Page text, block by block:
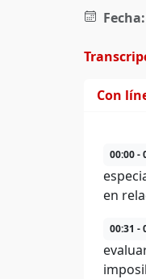
Fecha:
Con
00:00 -
en
00:31 -